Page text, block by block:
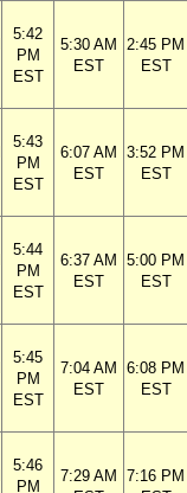
5:42
PM
EST
5:30 AM
EST
2:45 PM
EST
5:43
PM
EST
6:07 AM
EST
3:52 PM
EST
5:44
PM
EST
6:37 AM
EST
5:00 PM
EST
5:45
PM
EST
7:04 AM
EST
6:08 PM
EST
5:46
PM
7:29 AM
7:16 PM